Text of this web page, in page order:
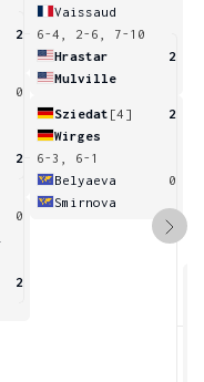
2
0
2
0
2
Vaissaud
6-4, 2-6, 7-10
Hrastar
2
Mulville
Sziedat [4]
2
Wirges
6-3, 6-1
Belyaeva
0
Smirnova